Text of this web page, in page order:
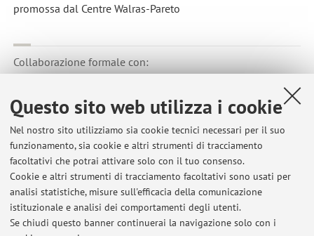
Questo sito web utilizza i cookie
Nel nostro sito utilizziamo sia cookie tecnici necessari per il suo
funzionamento, sia cookie e altri strumenti di tracciamento
facoltativi che potrai attivare solo con il tuo consenso.
Cookie e altri strumenti di tracciamento facoltativi sono usati per
analisi statistiche, misure sull'efficacia della comunicazione
istituzionale e analisi dei comportamenti degli utenti.
Se chiudi questo banner continuerai la navigazione solo con i
promossa dal Centre Walras-Pareto
Collaborazione formale con:
Paese:
Francia
Descrizione:
E' il responsabile didattico del Master italo-francese
Histoire et civilisations comparées in collaborazione con
l'université di Bologna